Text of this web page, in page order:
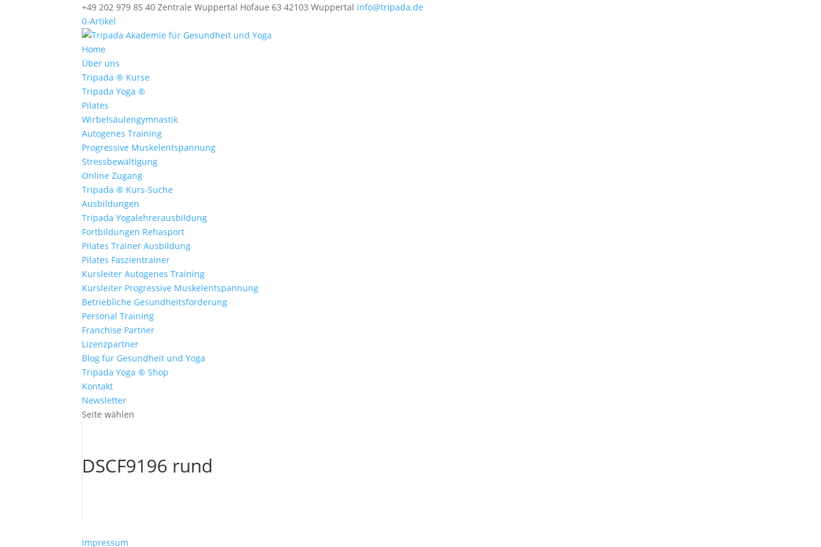
+49 202 979 85 40 Zentrale Wuppertal Hofaue 63 42103 Wuppertal info@tripada.de
0-Artikel
Home
Über uns
Tripada ® Kurse
Tripada Yoga ®
Pilates
Wirbelsäulengymnastik
Autogenes Training
Progressive Muskelentspannung
Stressbewältigung
Online Zugang
Tripada ® Kurs-Suche
Ausbildungen
Tripada Yogalehrerausbildung
Fortbildungen Rehasport
Pilates Trainer Ausbildung
Pilates Faszientrainer
Kursleiter Autogenes Training
Kursleiter Progressive Muskelentspannung
Betriebliche Gesundheitsförderung
Personal Training
Franchise Partner
Lizenzpartner
Blog für Gesundheit und Yoga
Tripada Yoga ® Shop
Kontakt
Newsletter
Seite wählen
DSCF9196 rund
Impressum